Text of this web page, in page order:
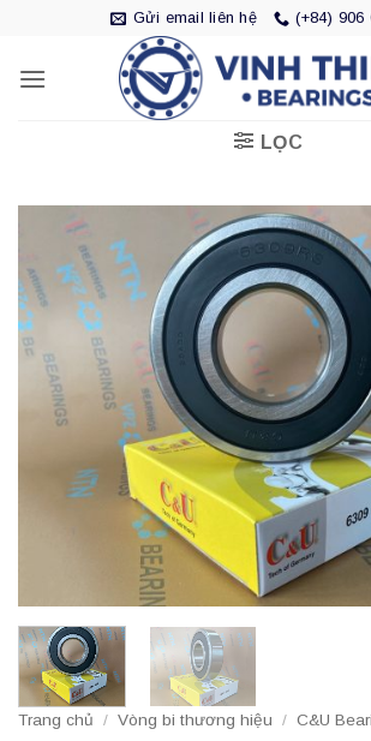
nội
Gửi email liên hệ (+84) 906
LỌC
Trang chủ / Vòng bi thương hiệu / C&U